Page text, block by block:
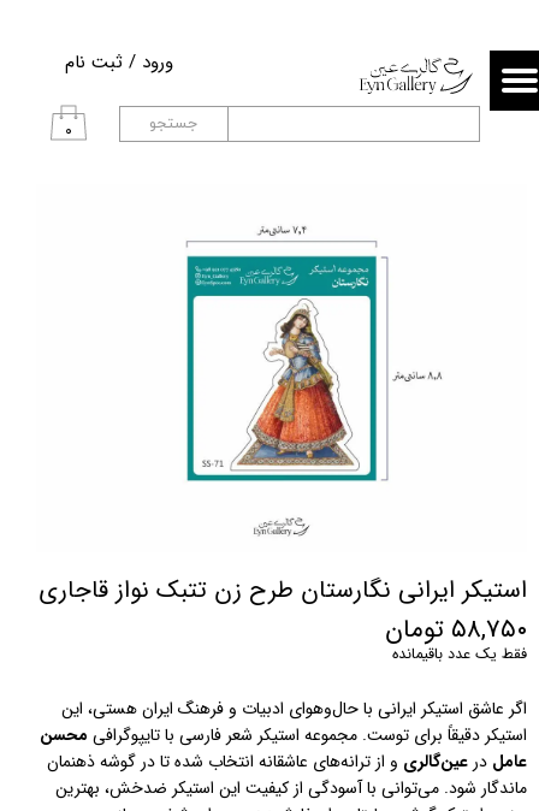
۰
ورود / ثبت نام
حساب کاربری من
تغییر گذر واژه
جستجو
استیکر ایرانی نگارستان طرح زن تتبک نواز قاجاری
۵۸,۷۵۰ تومان
فقط یک عدد باقیمانده
استیکر دقیقاً برای توست. مجموعه استیکر شعر فارسی با تایپوگرافی
عامل در عین‌گالری